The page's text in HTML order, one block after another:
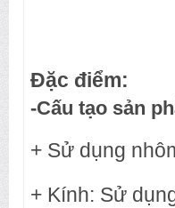
Đặc điểm:
-Cấu tạo sản
+ Sử dụng
+ Kính: Sử